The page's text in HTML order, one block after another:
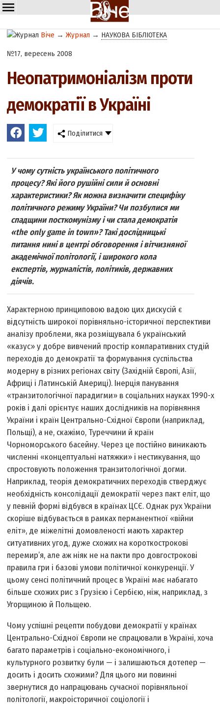
Віче →Журнал → НАУКОВА БІБЛІОТЕКА
№17, вересень 2008
Неопатримоніалізм проти
демократії в Україні
Поділитися
У чому сутність українського політичного
процесу? Які його рушійні сили й основні
характеристики? Як можна визначити специфіку
політичного режиму України? Чи позбулися ми
спадщини посткомунізму і чи стала демократія
«the only game in town»? Такі дослідницькі
питання нині в центрі обговорення і вітчизняної
академічної політології, і широкого кола
експертів, журналістів, політиків, державних
діячів.
Характерною принциповою вадою цих дискусій є
відсутність широкої порівняльно-історичної перспективи
аналізу проблеми, яка розміщувала б український
«казус» у добре вивчений простір компаративних студій
переходів до демократії та формування суспільства
модерну в різних регіонах світу (Західній Європі, Азії,
Африці і Латинській Америці). Інерція панування
«транзитологічної парадигми» в соціальних науках 1990-х
років і далі орієнтує наших дослідників на порівняння
України і країн Центрально-Східної Європи (наприклад,
Польщі), а не, скажімо, Туреччини й країн
Чорноморського басейну. Через це постійно виникають
численні «концептуальні натяжки» і нестикування, що
спростовують положення транзитологічної догми.
Наприклад, теорія демократичних переходів стверджує
необхідність консолідації демократії через пакт еліт, що
у певній формі відбувся в країнах ЦСЄ. Однак рух України
скоріше відбувається в рамках перманентної «війни
еліт», де міжелітні домовленості мають характер
ситуативних угод, дуже схожих на короткострокові
перемир’я, але аж ніяк не на пакти про довгострокові
правила гри і базові умови політичної конкуренції. У
цьому сенсі політичний процес в Україні має набагато
більше схожих рис з Грузією і Сербією, ніж, наприклад, з
Угорщиною й Польщею.
Чому успішні рецепти побудови демократії у країнах
Центрально-Східної Європи не спрацювали в Україні, хоча
багато параметрів і соціально-економічного, і
культурного розвитку були — і залишаються дотепер —
досить і досить схожими? Для цього ми повинні
звернутися до напрацювань сучасної порівняльної
політології, макроісторичної соціології і